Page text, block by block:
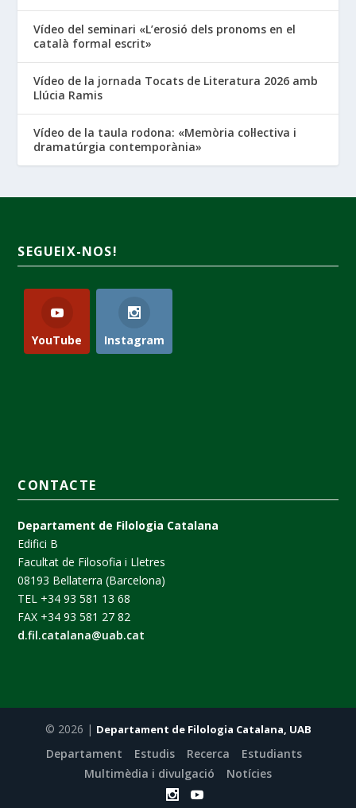
Vídeo del seminari «L’erosió dels pronoms en el
català formal escrit»
Vídeo de la jornada Tocats de Literatura 2026 amb
Llúcia Ramis
Vídeo de la taula rodona: «Memòria col·lectiva i
dramatúrgia contemporània»
SEGUEIX-NOS!
YouTube Instagram
CONTACTE
Departament de Filologia Catalana
Edifici B
Facultat de Filosofia i Lletres
08193 Bellaterra (Barcelona)
TEL +34 93 581 13 68
FAX +34 93 581 27 82
d.fil.catalana@uab.cat
© 2026 | Departament de Filologia Catalana, UAB
Departament Estudis Recerca
Estudiants
Multimèdia i divulgació
Notícies